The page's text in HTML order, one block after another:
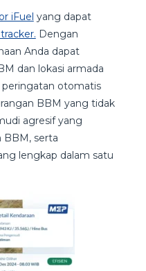
iFuel yang dapat
Dengan
Anda dapat
dan lokasi armada
otomatis
BBM yang tidak
agresif yang
BBM, serta
lengkap dalam satu